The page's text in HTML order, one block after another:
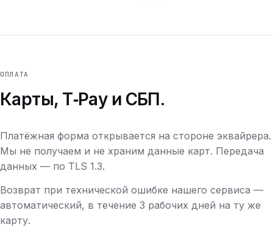
ОПЛАТА
Карты, T‑Pay и СБП.
Платёжная форма открывается на стороне эквайрера.
Мы не получаем и не храним данные карт. Передача
данных — по TLS 1.3.
Возврат при технической ошибке нашего сервиса —
автоматический, в течение 3 рабочих дней на ту же
карту.